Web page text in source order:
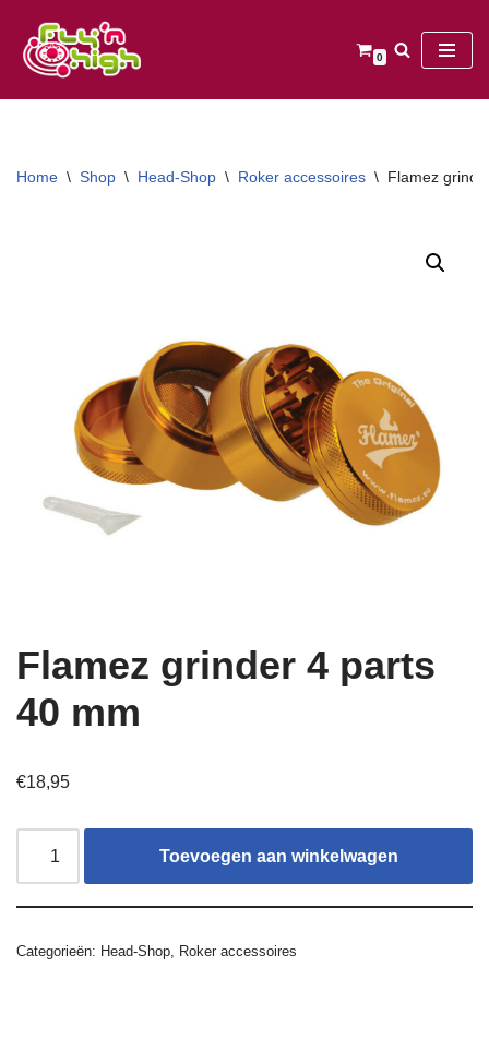
Ga
0
Home \ Shop \ Head-Shop \ Roker accessoires \ Flamez
Flamez grinder 4 parts
40 mm
€18,95
Toevoegen aan winkelwagen
Categorieën: Head-Shop, Roker accessoires